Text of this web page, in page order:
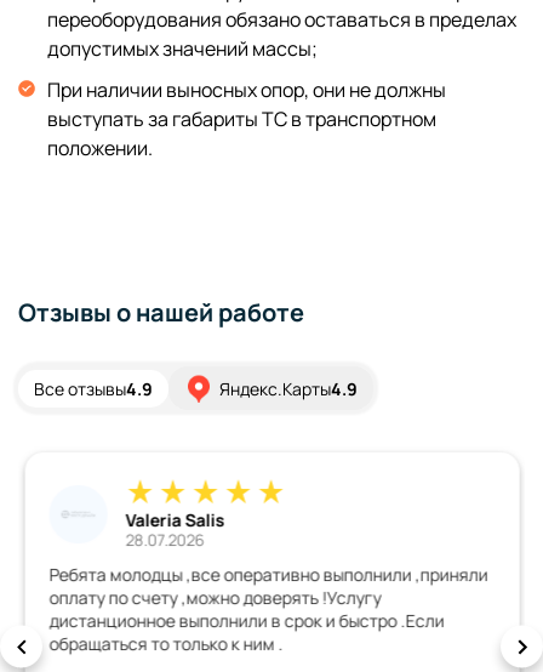
переоборудования обязано оставаться в пределах
допустимых значений массы;
При наличии выносных опор, они не должны
выступать за габариты ТС в транспортном
положении.
Отзывы о нашей работе
Все отзывы4.9 Яндекс.Карты4.9
Valeria Salis
28.07.2026
Ребята молодцы ,все оперативно выполнили ,приняли
оплату по счету ,можно доверять !Услугу
дистанционное выполнили в срок и быстро .Если
обращаться то только к ним .